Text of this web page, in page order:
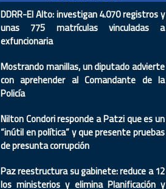
DDRR-El Alto: investigan 4.070 registros y
unas 775 matrículas vinculadas a
exfuncionaria
Mostrando manillas, un diputado advierte
con aprehender al Comandante de la
Policía
Nilton Condori responde a Patzi que es un
“inútil en política” y que presente pruebas
de presunta corrupción
Paz reestructura su gabinete: reduce a 12
los ministerios y elimina Planificación y